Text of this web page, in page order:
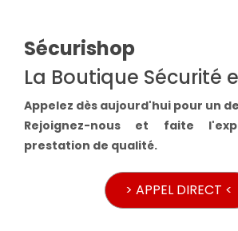
Sécurishop
La Boutique Sécurité
Appelez dès aujourd'hui pour un
Rejoignez-nous et faite
prestation de qualité.
> APPEL DIRECT <